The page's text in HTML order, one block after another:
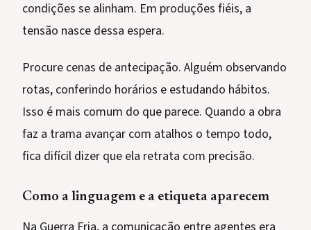
condições se alinham. Em produções fiéis, a
tensão nasce dessa espera.
Procure cenas de antecipação. Alguém observando
rotas, conferindo horários e estudando hábitos.
Isso é mais comum do que parece. Quando a obra
faz a trama avançar com atalhos o tempo todo,
fica difícil dizer que ela retrata com precisão.
Como a linguagem e a etiqueta aparecem